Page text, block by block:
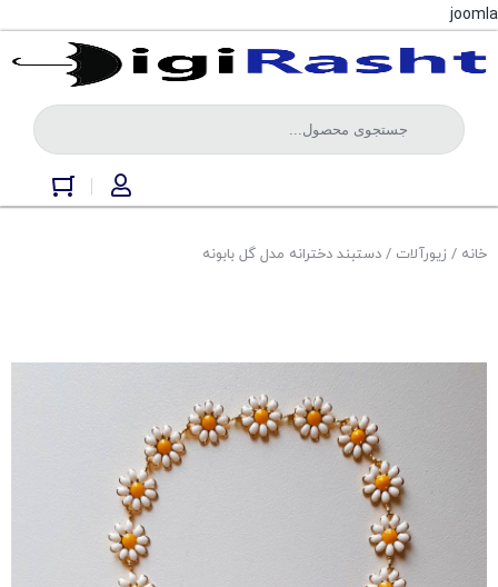
joomla
خانه / زیورآلات / دستبند دخترانه مدل گل بابونه